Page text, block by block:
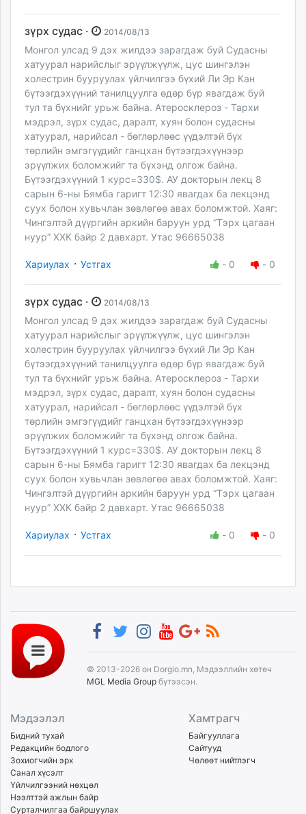
зүрх судас · 2014/08/13
Монгол улсад 9 дэх жилдээ зарагдаж буй Судасны
хатуурал нарийслыг эрүүлжүүлж, цус шингэлэн
холестрин бууруулах үйлчилгээ бүхий Ли Эр Кан
бүтээгдэхүүний танилцуулга өдөр бүр явагдаж буй
тул та бүхнийг урьж байна. Атеросклероз - Тархи
мэдрэл, зүрх судас, даралт, хуян болон судасны
хатуурал, нарийсал - бөглөрлөөс үүдэлтэй бүх
төрлийн эмгэгүүдийг ганцхан бүтээгдэхүүнээр
эрүүлжих боломжийг та бүхэнд олгож байна.
Бүтээгдэхүүний 1 курс=330$. АУ докторын лекц 8
сарын 6-ны Бямба гаригт 12:30 явагдах ба лекцэнд
суух болон хувьчлан зөвлөгөө авах боломжтой. Хаяг:
Чингэлтэй дүүргийн аркийн баруун урд “Тэрх цагаан
нуур” ХХК байр 2 давхарт. Утас 96665038
Хариулах · Устгах - 0 - 0
зүрх судас · 2014/08/13
Монгол улсад 9 дэх жилдээ зарагдаж буй Судасны
хатуурал нарийслыг эрүүлжүүлж, цус шингэлэн
холестрин бууруулах үйлчилгээ бүхий Ли Эр Кан
бүтээгдэхүүний танилцуулга өдөр бүр явагдаж буй
тул та бүхнийг урьж байна. Атеросклероз - Тархи
мэдрэл, зүрх судас, даралт, хуян болон судасны
хатуурал, нарийсал - бөглөрлөөс үүдэлтэй бүх
төрлийн эмгэгүүдийг ганцхан бүтээгдэхүүнээр
эрүүлжих боломжийг та бүхэнд олгож байна.
Бүтээгдэхүүний 1 курс=330$. АУ докторын лекц 8
сарын 6-ны Бямба гаригт 12:30 явагдах ба лекцэнд
суух болон хувьчлан зөвлөгөө авах боломжтой. Хаяг:
Чингэлтэй дүүргийн аркийн баруун урд “Тэрх цагаан
нуур” ХХК байр 2 давхарт. Утас 96665038
Хариулах · Устгах - 0 - 0
© 2013-2026 он Dorgio.mn, Мэдээллийн хөтөч
MGL Media Group бүтээсэн.
Мэдээлэл
Бидний тухай
Редакцийн бодлого
Зохиогчийн эрх
Санал хүсэлт
Үйлчилгээний нөхцөл
Нээлттэй ажлын байр
Сурталчилгаа байршуулах
Хамтрагч
Байгууллага
Сайтууд
Чөлөөт нийтлэгч